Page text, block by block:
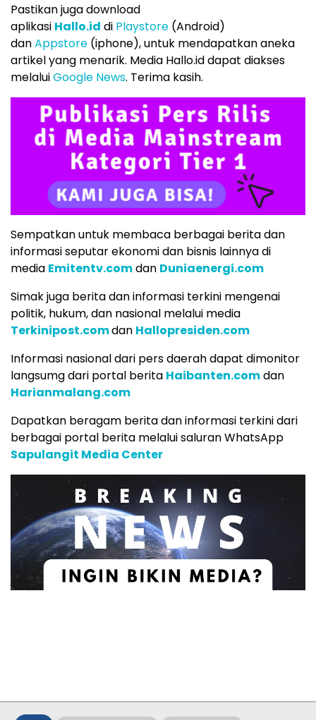
Pastikan juga download
aplikasi Hallo.id di Playstore (Android)
danAppstore (iphone), untuk mendapatkan aneka
artikel yang menarik. Media Hallo.id dapat diakses
melaluiGoogle News. Terima kasih.
Sempatkan untuk membaca berbagai berita dan
informasi seputar ekonomi dan bisnis lainnya di
media Emitentv.comdan Duniaenergi.com
Simak juga berita dan informasi terkini mengenai
politik, hukum, dan nasional melalui media
Terkinipost.comdan Hallopresiden.com
Informasi nasional dari pers daerah dapat dimonitor
langsumg dari portal berita Haibanten.comdan
Harianmalang.com
Dapatkan beragam berita dan informasi terkini dari
berbagai portal berita melalui saluran WhatsApp
Sapulangit Media Center